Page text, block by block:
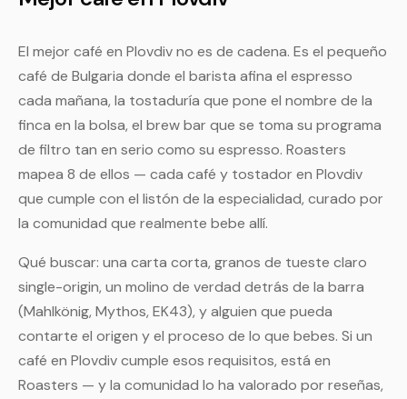
El mejor café en Plovdiv no es de cadena. Es el pequeño
café de Bulgaria donde el barista afina el espresso
cada mañana, la tostaduría que pone el nombre de la
finca en la bolsa, el brew bar que se toma su programa
de filtro tan en serio como su espresso. Roasters
mapea 8 de ellos — cada café y tostador en Plovdiv
que cumple con el listón de la especialidad, curado por
la comunidad que realmente bebe allí.
Qué buscar: una carta corta, granos de tueste claro
single-origin, un molino de verdad detrás de la barra
(Mahlkönig, Mythos, EK43), y alguien que pueda
contarte el origen y el proceso de lo que bebes. Si un
café en Plovdiv cumple esos requisitos, está en
Roasters — y la comunidad lo ha valorado por reseñas,